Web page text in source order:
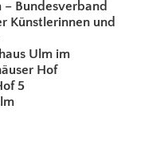
– Bundesverband
Künstlerinnen und
Ulm im
Hof
5